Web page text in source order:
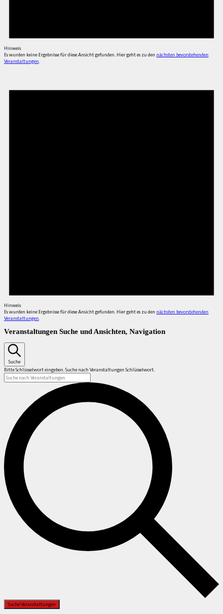
Hinweis
Es wurden keine Ergebnisse für diese Ansicht gefunden. Hier geht es zu den nächsten bevorstehenden
Veranstaltungen.
Hinweis
Es wurden keine Ergebnisse für diese Ansicht gefunden. Hier geht es zu den nächsten bevorstehenden
Veranstaltungen.
Veranstaltungen Suche und Ansichten, Navigation
Suche
Bitte Schlüsselwort eingeben. Suche nach Veranstaltungen Schlüsselwort.
Suche Veranstaltungen